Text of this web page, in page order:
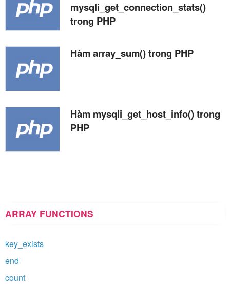
mysqli_get_connection_stats()
trong PHP
Hàm array_sum() trong PHP
Hàm mysqli_get_host_info() trong
PHP
ARRAY FUNCTIONS
key_exists
end
count